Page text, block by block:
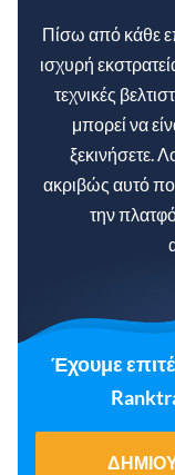
Πίσω από κάθε
ισχυρή
τεχνικές
μπορεί να
ξεκινήσετε.
ακριβώς αυτό
την
Έχουμε